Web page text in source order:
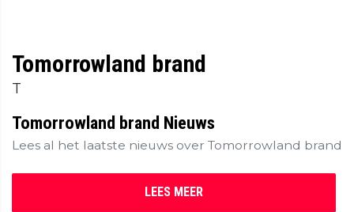
Tomorrowland brand
T
Tomorrowland brand Nieuws
Lees al het laatste nieuws over Tomorrowland brand
LEES MEER